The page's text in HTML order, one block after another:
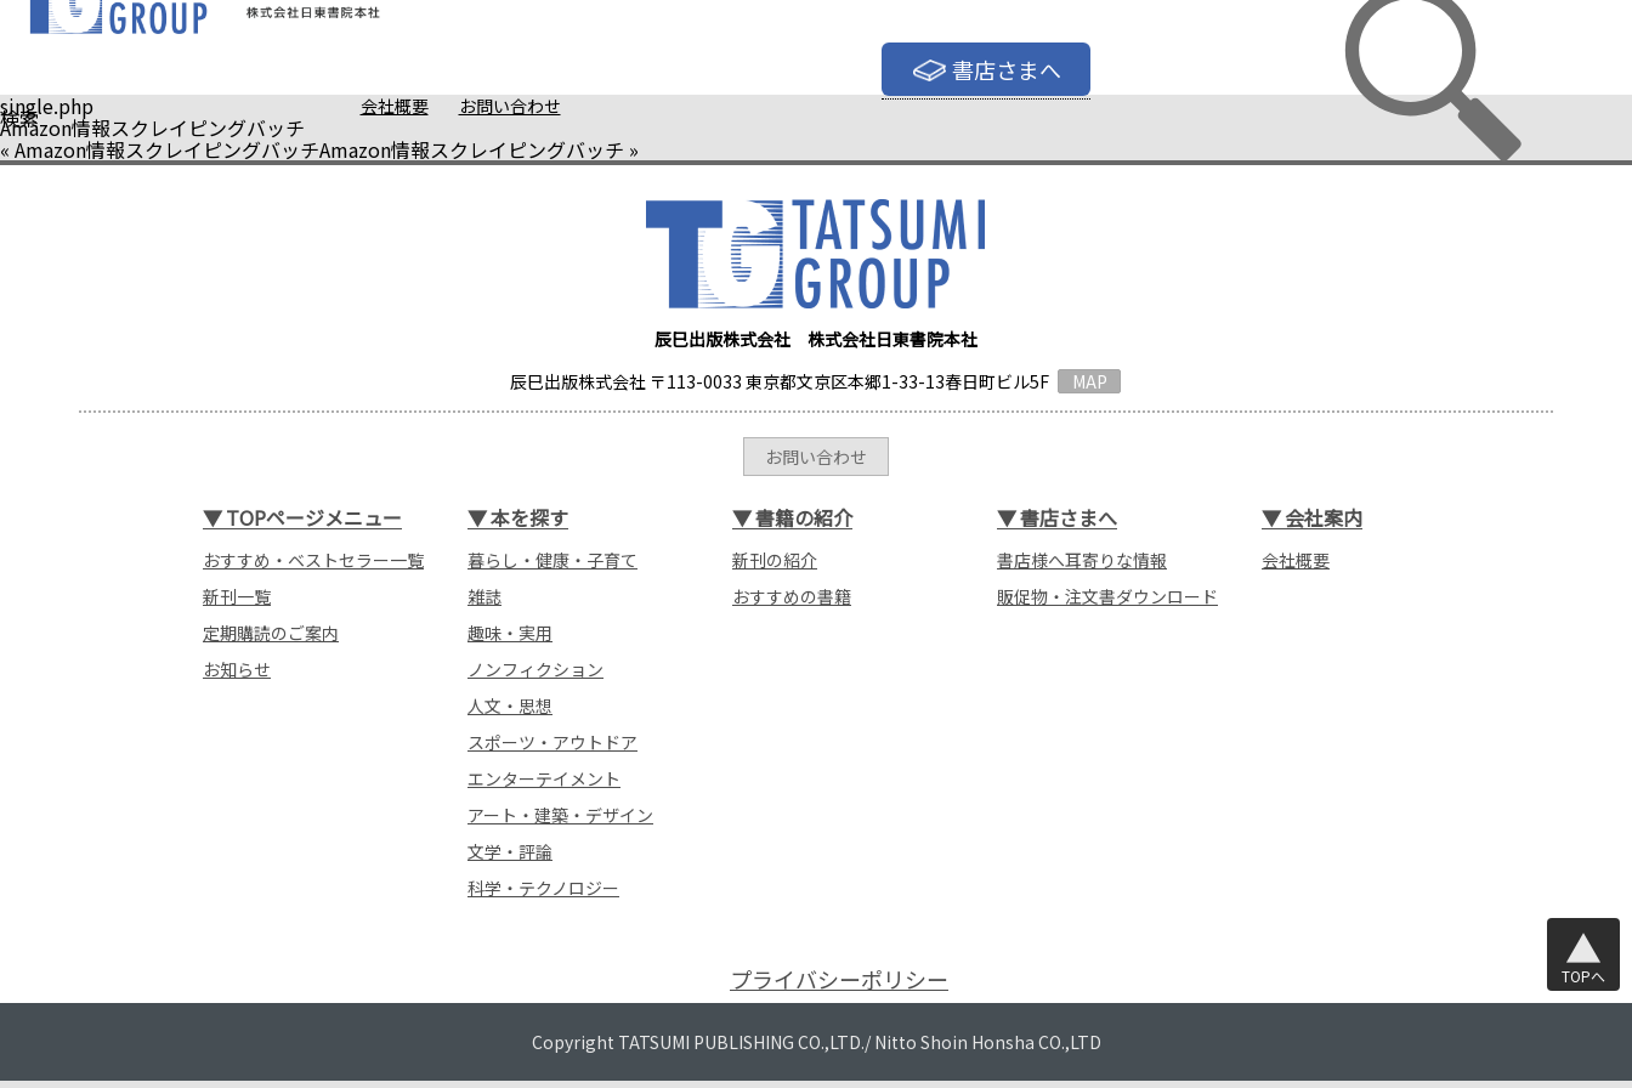
書店さまへ
会社概要 お問い合わせ
検索
single.php
Amazon情報スクレイピングバッチ
« Amazon情報スクレイピングバッチAmazon情報スクレイピングバッチ »
辰巳出版株式会社 株式会社日東書院本社
辰巳出版株式会社 〒113-0033 東京都文京区本郷1-33-13春日町ビル5F
MAP
お問い合わせ
▼TOPページメニュー
おすすめ・ベストセラー一覧
新刊一覧
定期購読のご案内
お知らせ
▼本を探す
暮らし・健康・子育て
雑誌
趣味・実用
ノンフィクション
人文・思想
スポーツ・アウトドア
エンターテイメント
アート・建築・デザイン
文学・評論
科学・テクノロジー
▼書籍の紹介
新刊の紹介
おすすめの書籍
▼書店さまへ
書店様へ耳寄りな情報
販促物・注文書ダウンロード
▼会社案内
会社概要
プライバシーポリシー TOPへ
Copyright TATSUMI PUBLISHING CO.,LTD./ Nitto Shoin Honsha CO.,LTD